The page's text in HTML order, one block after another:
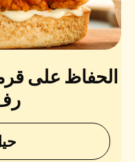
الحفاظ على